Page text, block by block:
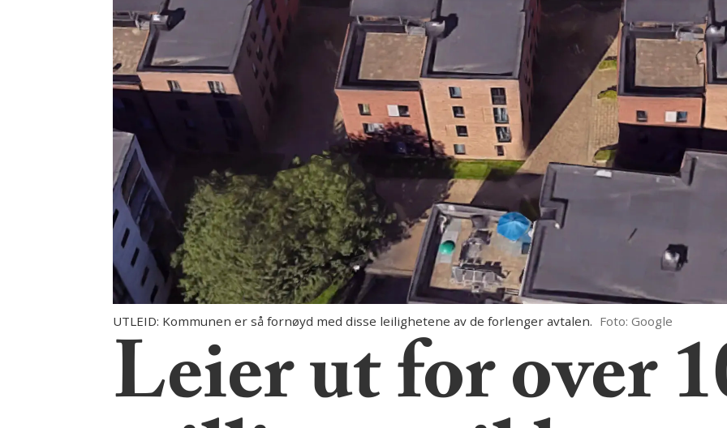
UTLEID: Kommunen er så fornøyd med disse leilighetene av de forlenger avtalen. Foto: Google
Leier ut for over